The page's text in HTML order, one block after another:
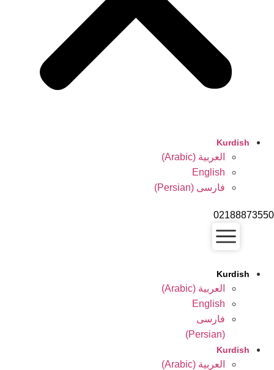
Kurdish
العربية(
Arabic
)
English
فارسی (
Persian
)
Kurdish
العربية(
Arabic
)
English
فارسی
Persian
)
Kurdish
العربية(
Arabic
)